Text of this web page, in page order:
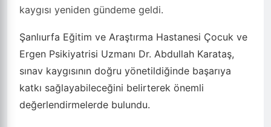
·
·
·
editor
·
282 okunma